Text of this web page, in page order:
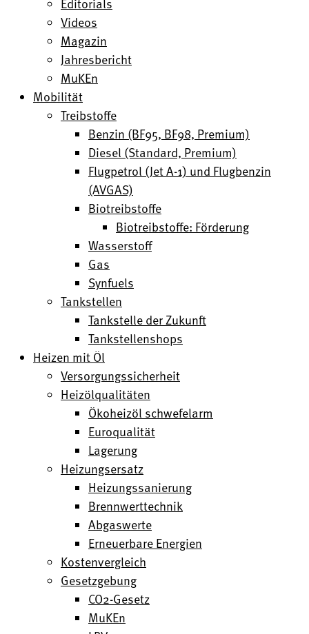
Videos
Magazin
Jahresbericht
MuKEn
Mobilität
Treibstoffe
Benzin (BF95, BF98, Premium)
Diesel (Standard, Premium)
Flugpetrol (Jet A-1) und Flugbenzin
(AVGAS)
Biotreibstoffe
Biotreibstoffe: Förderung
Wasserstoff
Gas
Synfuels
Tankstellen
Tankstelle der Zukunft
Tankstellenshops
Heizen mit Öl
Versorgungssicherheit
Heizölqualitäten
Ökoheizöl schwefelarm
Euroqualität
Lagerung
Heizungsersatz
Heizungssanierung
Brennwerttechnik
Abgaswerte
Erneuerbare Energien
Kostenvergleich
Gesetzgebung
CO2-Gesetz
MuKEn